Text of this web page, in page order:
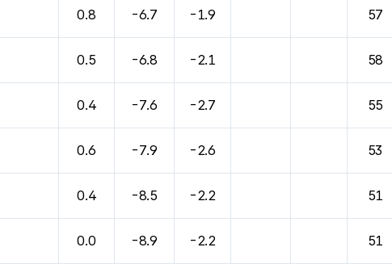
0.8 -6.7 -1.9 57
0.5 -6.8 -2.1 58
0.4 -7.6 -2.7 55
0.6 -7.9 -2.6 53
0.4 -8.5 -2.2 51
0.0 -8.9 -2.2 51